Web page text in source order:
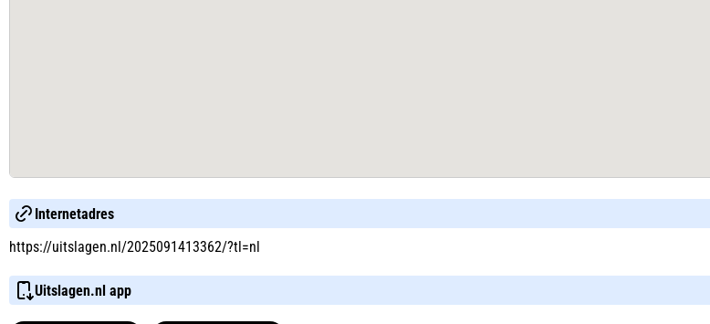
Internetadres
https://uitslagen.nl/2025091413362/?tl=nl
Uitslagen.nl app